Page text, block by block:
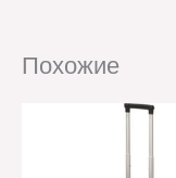
Похожие